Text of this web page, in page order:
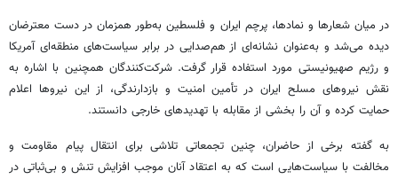
در میان شعارها و نمادها، پرچم ایران و فلسطین به‌طور همزمان در دست معترضان
دیده می‌شد و به‌عنوان نشانه‌ای از هم‌صدایی در برابر سیاست‌های منطقه‌ای آمریکا
و رژیم صهیونیستی مورد استفاده قرار گرفت. شرکت‌کنندگان همچنین با اشاره به
نقش نیروهای مسلح ایران در تأمین امنیت و بازدارندگی، از این نیروها اعلام
حمایت کرده و آن را بخشی از مقابله با تهدیدهای خارجی دانستند.
به گفته برخی از حاضران، چنین تجمعاتی تلاشی برای انتقال پیام مقاومت و
مخالفت با سیاست‌هایی است که به اعتقاد آنان موجب افزایش تنش و بی‌ثباتی در